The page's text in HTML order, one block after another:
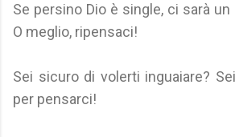
Se persino Dio è single, ci sarà
O meglio, ripensaci!
Sei sicuro di volerti inguaiare?
per pensarci!